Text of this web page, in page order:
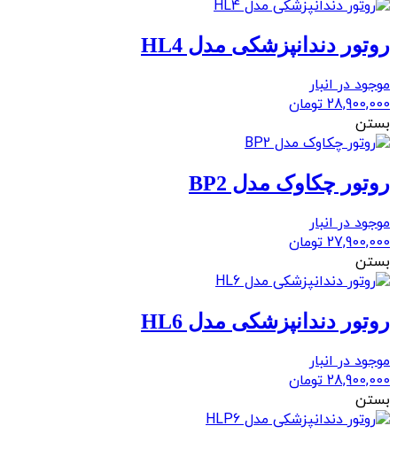
روتور دندانپزشکی مدل HL4
موجود در انبار
28,900,000 تومان
بستن
روتور چکاوک مدل BP2
موجود در انبار
27,900,000 تومان
بستن
روتور دندانپزشکی مدل HL6
موجود در انبار
28,900,000 تومان
بستن